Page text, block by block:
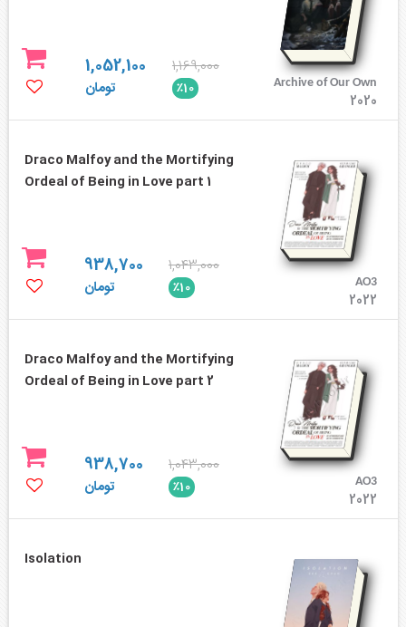
Archive of Our Own
2020
1,169,000
٪10
1,052,100
تومان
Draco Malfoy and the Mortifying
Ordeal of Being in Love part 1
AO3
2022
1,043,000
٪10
938,700
تومان
Draco Malfoy and the Mortifying
Ordeal of Being in Love part 2
AO3
2022
1,043,000
٪10
938,700
تومان
Isolation